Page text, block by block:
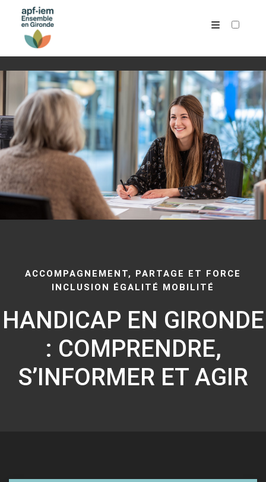
ACCOMPAGNEMENT, PARTAGE ET FORCE
INCLUSION ÉGALITÉ MOBILITÉ
HANDICAP EN GIRONDE
: COMPRENDRE,
S’INFORMER ET AGIR